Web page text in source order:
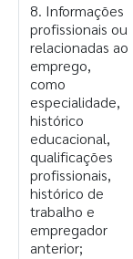
8. Informações
profissionais ou
relacionadas ao
emprego,
como
especialidade,
histórico
educacional,
qualificações
profissionais,
histórico de
trabalho e
empregador
anterior;